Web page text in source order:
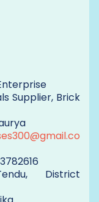
Supplier, Brick
District